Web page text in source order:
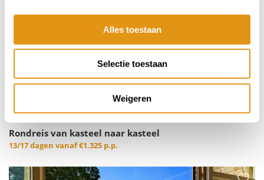
Alles toestaan
Selectie toestaan
Weigeren
Rondreis van kasteel naar kasteel
13/17 dagen vanaf€1.325 p.p.